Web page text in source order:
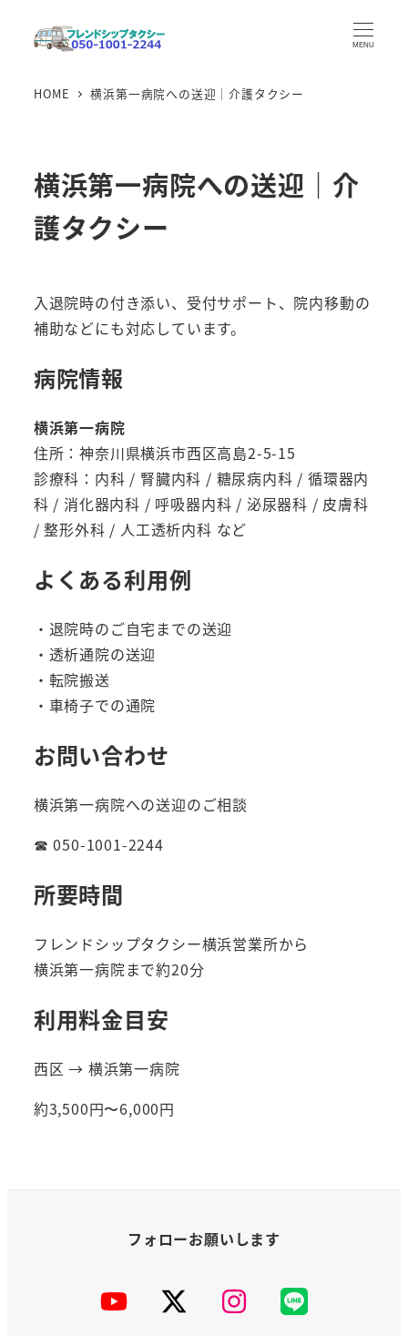
MENU
HOME 横浜第一病院への送迎｜介護タクシー
横浜第一病院への送迎｜介
護タクシー
入退院時の付き添い、受付サポート、院内移動の
補助などにも対応しています。
病院情報
横浜第一病院
住所：神奈川県横浜市西区高島2-5-15
診療科：内科 / 腎臓内科 / 糖尿病内科 / 循環器内
科 / 消化器内科 / 呼吸器内科 / 泌尿器科 / 皮膚科
/ 整形外科 / 人工透析内科 など
よくある利用例
・退院時のご自宅までの送迎
・透析通院の送迎
・転院搬送
・車椅子での通院
お問い合わせ
横浜第一病院への送迎のご相談
☎ 050-1001-2244
所要時間
フレンドシップタクシー横浜営業所から
横浜第一病院まで約20分
利用料金目安
西区 → 横浜第一病院
約3,500円〜6,000円
YouTubeX Instagram
公
式